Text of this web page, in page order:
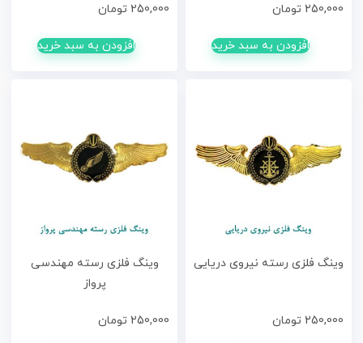
250,000 تومان
افزودن به سبد خرید
250,000 تومان
افزودن به سبد خرید
وینگ فلزی رسته نیروی دریایی
250,000 تومان
وینگ فلزی رسته مهندسی
پرواز
250,000 تومان